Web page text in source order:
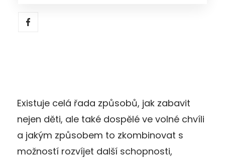
Existuje celá řada způsobů, jak zabavit
nejen děti, ale také dospělé ve volné chvíli
a jakým způsobem to zkombinovat s
možností rozvíjet další schopnosti,